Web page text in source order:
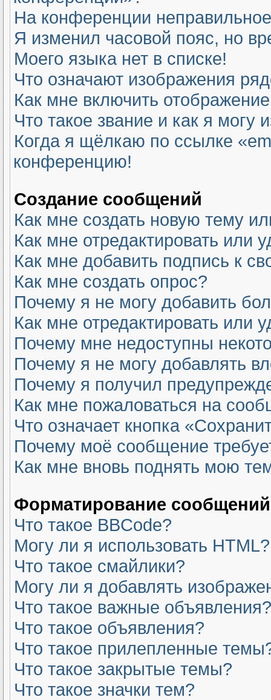
На конференции
Я изменил часовой пояс, но
Моего языка нет в списке!
Что означают изображения
Как мне включить
Что такое звание и как я могу
Когда я щёлкаю по ссылке
конференцию!
Создание сообщений
Как мне создать новую тему
Как мне отредактировать или
Как мне добавить подпись к
Как мне создать опрос?
Почему я не могу добавить
Как мне отредактировать или
Почему мне недоступны
Почему я не могу добавлять
Почему я получил
Как мне пожаловаться на
Что означает кнопка
Почему моё сообщение
Как мне вновь поднять мою
Форматирование
Что такое BBCode?
Могу ли я использовать HTML?
Что такое смайлики?
Могу ли я добавлять
Что такое важные объявления?
Что такое объявления?
Что такое прилепленные
Что такое закрытые темы?
Что такое значки тем?